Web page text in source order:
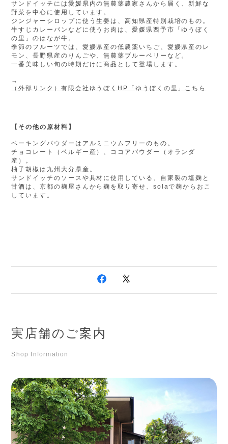
サンドイッチには愛媛県内の無農薬農家さんから届く、新鮮な
野菜を中心に使用しています。
ジンジャーシロップに使う生姜は、高知県産特別栽培のもの。
牛すじカレーパンなどに使うお肉は、愛媛県西予市「ゆうぼく
の里」のはなが牛。
季節のフルーツでは、愛媛県産の低農薬いちご、愛媛県産のレ
モン、長野県産のりんごや、無農薬ブルーベリーなど。
一番美味しい旬の時期だけに商品として登場します。
→
（外部リンク）有限会社ゆうぼくHP「ゆうぼくの里」こちら
【その他の原材料】
ベーキングパウダーはアルミニウムフリーのもの。
チョコレート（ベルギー産）、ココアパウダー（オランダ
産）。
柚子胡椒は九州大分県産。
サンドイッチのソースや具材に使用している、自家製の塩麹と
甘酒は、京都の麹屋さんから麹を取り寄せ、solaで麹からおこ
しています。
実店舗のご案内
Shop Information